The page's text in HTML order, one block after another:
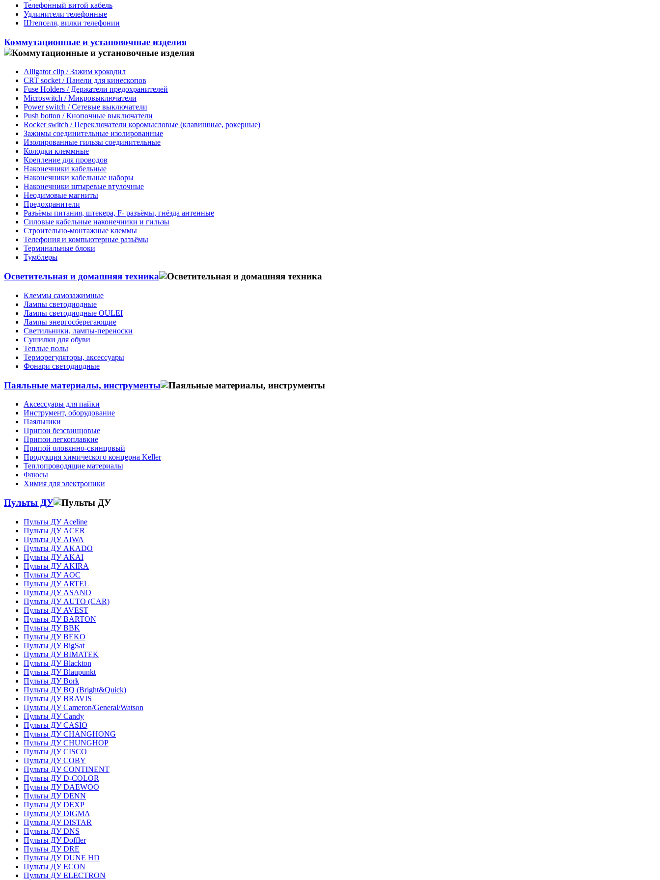
Телефонный витой кабель
Удлинители телефонные
Штепселя, вилки телефонии
Коммутационные и установочные изделия
Alligator clip / Зажим крокодил
CRT socket / Панели для кинескопов
Fuse Holders / Держатели предохранителей
Microswitch / Микровыключатели
Power switch / Сетевые выключатели
Push botton / Кнопочные выключатели
Rocker switch / Переключатели коромысловые (клавишные, рокерные)
Зажимы соединительные изолированные
Изолированные гильзы соединительные
Колодки клеммные
Крепление для проводов
Наконечники кабельные
Наконечники кабельные наборы
Наконечники штыревые втулочные
Неодимовые магниты
Предохранители
Разъёмы питания, штекера, F- разъёмы, гнёзда антенные
Силовые кабельные наконечники и гильзы
Строительно-монтажные клеммы
Телефония и компьютерные разъёмы
Терминальные блоки
Тумблеры
Осветительная и домашняя техника
Клеммы самозажимные
Лампы светодиодные
Лампы светодиодные OULEI
Лампы энергосберегающие
Светильники, лампы-переноски
Сушилки для обуви
Теплые полы
Терморегуляторы, аксессуары
Фонари светодиодные
Паяльные материалы, инструменты
Аксессуары для пайки
Инструмент, оборудование
Паяльники
Припои безсвинцовые
Припои легкоплавкие
Припой оловянно-свинцовый
Продукция химического концерна Keller
Теплопроводящие материалы
Флюсы
Химия для электроники
Пульты ДУ
Пульты ДУ Aceline
Пульты ДУ ACER
Пульты ДУ AIWA
Пульты ДУ AKADO
Пульты ДУ AKAI
Пульты ДУ AKIRA
Пульты ДУ AOC
Пульты ДУ ARTEL
Пульты ДУ ASANO
Пульты ДУ AUTO (CAR)
Пульты ДУ AVEST
Пульты ДУ BARTON
Пульты ДУ BBK
Пульты ДУ BEKO
Пульты ДУ BigSat
Пульты ДУ BIMATEK
Пульты ДУ Blackton
Пульты ДУ Blaupunkt
Пульты ДУ Bork
Пульты ДУ BQ (Bright&Quick)
Пульты ДУ BRAVIS
Пульты ДУ Cameron/General/Watson
Пульты ДУ Candy
Пульты ДУ CASIO
Пульты ДУ CHANGHONG
Пульты ДУ CHUNGHOP
Пульты ДУ CISCO
Пульты ДУ COBY
Пульты ДУ CONTINENT
Пульты ДУ D-COLOR
Пульты ДУ DAEWOO
Пульты ДУ DENN
Пульты ДУ DEXP
Пульты ДУ DIGMA
Пульты ДУ DISTAR
Пульты ДУ DNS
Пульты ДУ Doffler
Пульты ДУ DRE
Пульты ДУ DUNE HD
Пульты ДУ ECON
Пульты ДУ ELECTRON